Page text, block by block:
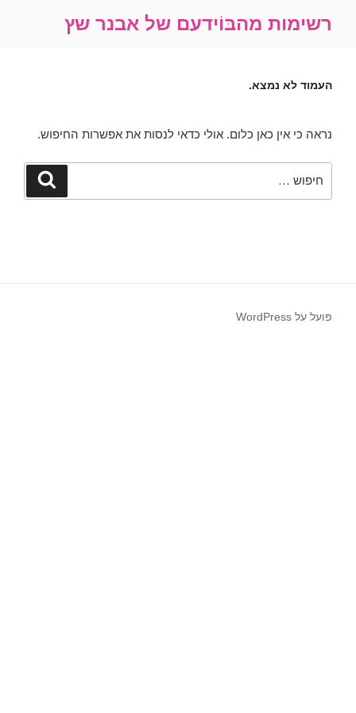
לתוכןרשימות מהבּוֹידעם של אבנר שץ
העמוד לא נמצא.
נראה כי אין כאן כלום. אולי כדאי לנסות את אפשרות החיפוש.
חיפוש
פועל על WordPress